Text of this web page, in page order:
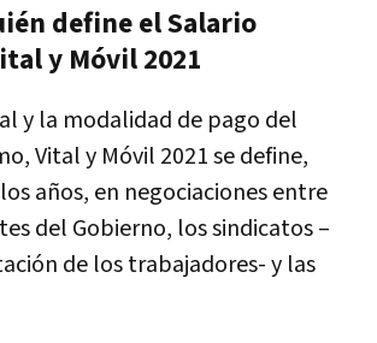
define el Salario
y Móvil 2021
y la modalidad de pago del
Vital y Móvil 2021 se define,
años, en negociaciones entre
del Gobierno, los sindicatos –
de los trabajadores- y las